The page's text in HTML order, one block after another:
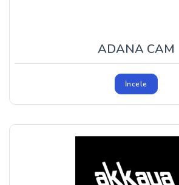
ADANA CAM
İncele